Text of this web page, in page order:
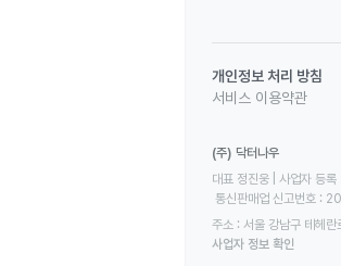
개인정보 처리 방침
서비스 이용약관
(주) 닥터나우
대표 정진웅 | 사업자
통신판매업 신고번호
주소 : 서울 강남구 테헤
사업자 정보 확인